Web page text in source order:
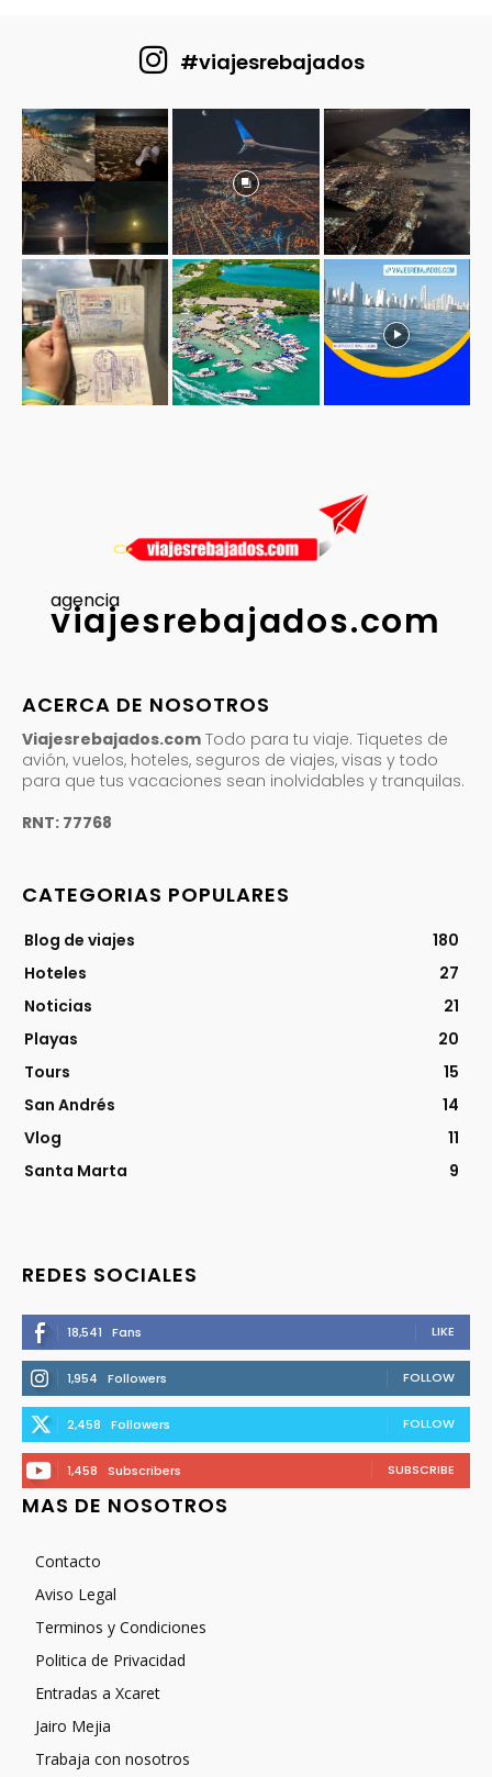
#viajesrebajados
agencia
viajesrebajados.com
ACERCA DE NOSOTROS
Viajesrebajados.com Todo para tu viaje. Tiquetes de
avión, vuelos, hoteles, seguros de viajes, visas y todo
para que tus vacaciones sean inolvidables y tranquilas.
RNT: 77768
CATEGORIAS POPULARES
Blog de viajes
180
Hoteles
27
Noticias
21
Playas
20
Tours
15
San Andrés
14
Vlog
11
Santa Marta
9
REDES SOCIALES
18,541 Fans LIKE
1,954 Followers FOLLOW
2,458 Followers FOLLOW
1,458 Subscribers SUBSCRIBE
MAS DE NOSOTROS
Contacto
Aviso Legal
Terminos y Condiciones
Politica de Privacidad
Entradas a Xcaret
Jairo Mejia
Trabaja con nosotros